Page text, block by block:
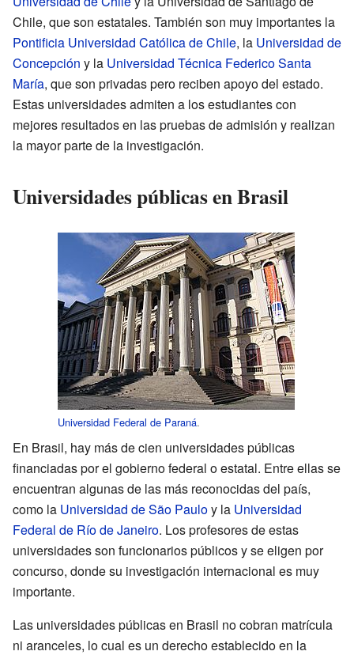
Chile, que son estatales. También son muy importantes la
Pontificia Universidad Católica de Chile, la Universidad de
Concepción y la Universidad Técnica Federico Santa
María, que son privadas pero reciben apoyo del estado.
Estas universidades admiten a los estudiantes con
mejores resultados en las pruebas de admisión y realizan
la mayor parte de la investigación.
Universidades públicas en Brasil
Universidad Federal de Paraná.
En Brasil, hay más de cien universidades públicas
financiadas por el gobierno federal o estatal. Entre ellas se
encuentran algunas de las más reconocidas del país,
como la Universidad de São Pauloy la Universidad
Federal de Río de Janeiro. Los profesores de estas
universidades son funcionarios públicos y se eligen por
concurso, donde su investigación internacional es muy
importante.
Las universidades públicas en Brasil no cobran matrícula
ni aranceles, lo cual es un derecho establecido en la